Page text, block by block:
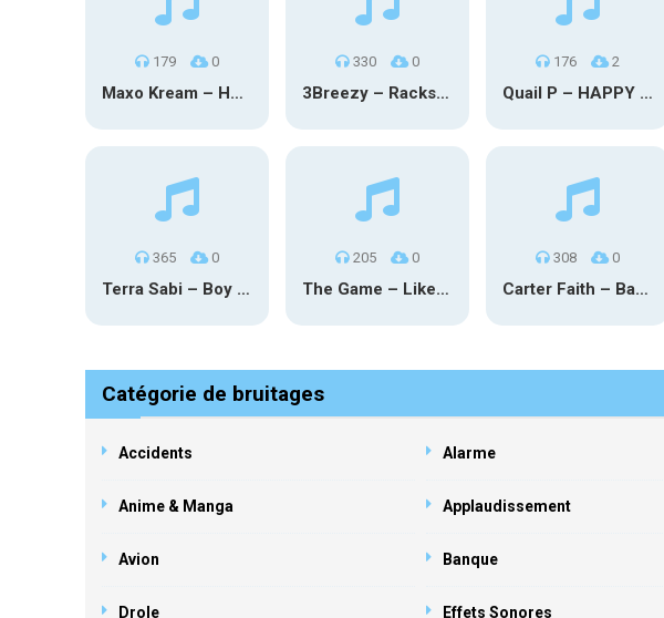
179 0
Maxo Kream – HOW TF I’M LUCKY
330 0
3Breezy – Racks On You
176 2
Quail P – HAPPY TEARS
365 0
Terra Sabi – Boy Game X Marcia Cruz
205 0
The Game – Like Father Like Daughter
308 0
Carter Faith – Bar Star Vevo
Catégorie de bruitages
Accidents Alarme
Anime & Manga Applaudissement
Avion Banque
Drole Effets Sonores